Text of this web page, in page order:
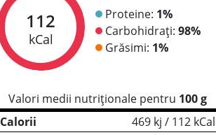
112
kCal
Proteine: 1%
Carbohidrați: 98%
Grăsimi: 1%
Valori medii nutriționale pentru 100 g
Calorii
469 kj / 112 kCal